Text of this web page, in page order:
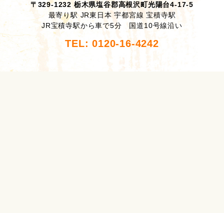
〒329-1232 栃木県塩谷郡高根沢町光陽台4-17-5
最寄り駅 JR東日本 宇都宮線 宝積寺駅
JR宝積寺駅から車で5分 国道10号線沿い
TEL: 0120-16-4242